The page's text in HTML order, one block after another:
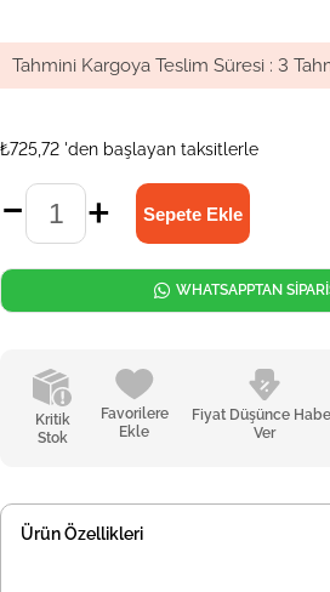
Tahmini Kargoya Teslim Süresi : 3
₺725,72 'den başlayan taksitlerle
Kritik
Stok
Favorilere
Ekle
Fiyat Düşünce
Ver
WHATSAPPTAN
Ürün Özellikleri